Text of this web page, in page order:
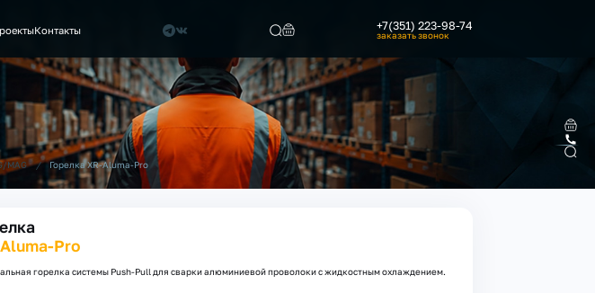
Контакты +7(351) 223-98-74
заказать звонок
MAG / Горелка XR-Aluma-Pro
Pro
горелка системы Push-Pull для сварки алюминиевой проволоки с жидкостным охлаждением.